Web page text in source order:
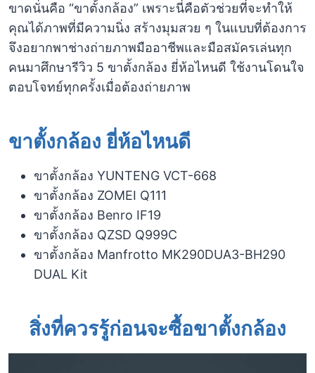
ขาดนั่นคือ “ขาตั้งกล้อง” เพราะนี่คือตัวช่วยที่จะทำให้
คุณได้ภาพที่มีความนิ่ง สร้างมุมสวย ๆ ในแบบที่ต้องการ
จึงอยากพาช่างถ่ายภาพมืออาชีพและมือสมัครเล่นทุก
คนมาศึกษารีวิว 5 ขาตั้งกล้อง ยี่ห้อไหนดี ใช้งานโดนใจ
ตอบโจทย์ทุกครั้งเมื่อต้องถ่ายภาพ
ขาตั้งกล้อง ยี่ห้อไหนดี
ขาตั้งกล้อง YUNTENG VCT-668
ขาตั้งกล้อง ZOMEI Q111
ขาตั้งกล้อง Benro IF19
ขาตั้งกล้อง QZSD Q999C
ขาตั้งกล้อง Manfrotto MK290DUA3-BH290
DUAL Kit
สิ่งที่ควรรู้ก่อนจะซื้อขาตั้งกล้อง